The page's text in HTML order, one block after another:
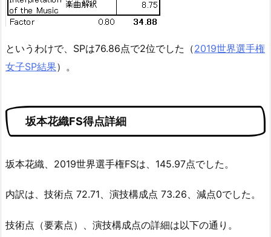
というわけで、SPは76.86点で2位でした（2019世界選手権
女子SP結果）。
坂本花織FS得点詳細
坂本花織、2019世界選手権FSは、145.97点でした。
内訳は、技術点 72.71、演技構成点 73.26、減点0でした。
技術点（要素点）、演技構成点の詳細は以下の通り。